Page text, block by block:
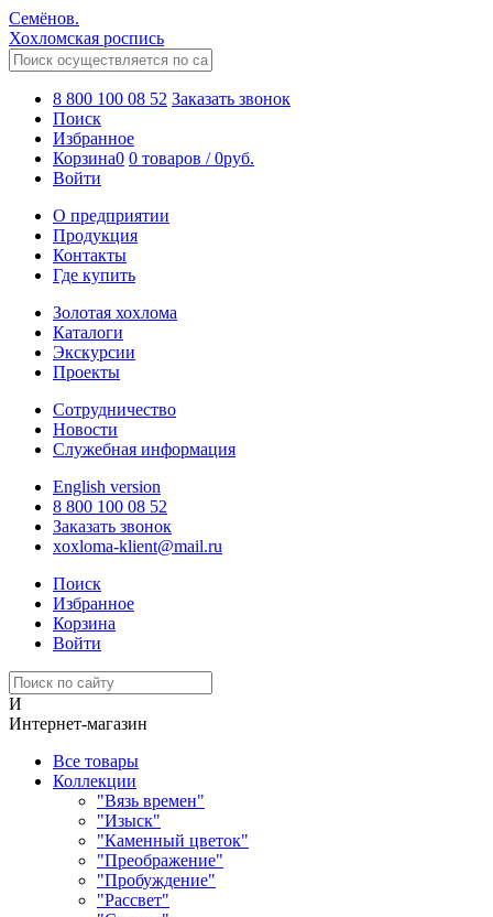
Семёнов.
Хохломская роспись
8 800 100 08 52 Заказать звонок
Поиск
Избранное
Корзина0 0 товаров /0руб.
Войти
О предприятии
Продукция
Контакты
Где купить
Золотая хохлома
Каталоги
Экскурсии
Проекты
Сотрудничество
Новости
Служебная информация
English version
8 800 100 08 52
Заказать звонок
xoxloma-klient@mail.ru
Поиск
Избранное
Корзина
Войти
И
Интернет-магазин
Все товары
Коллекции
"Вязь времен"
"Изыск"
"Каменный цветок"
"Преображение"
"Пробуждение"
"Рассвет"